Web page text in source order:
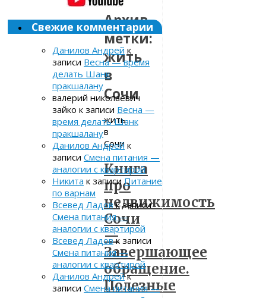
Архив
метки:
жить
в
Сочи
жить
в
Сочи
Книга
про
недвижимость
Сочи
—
Завершающее
обращение.
Полезные
Свежие комментарии
Данилов Андрей к
записи Весна — время
делать Шанк
пракшалану
валерий николаевич
зайко к записи Весна —
время делать Шанк
пракшалану
Данилов Андрей к
записи Смена питания —
аналогии с квартирой
Никита к записиПитание
по варнам
Всевед Ладовк записи
Смена питания —
аналогии с квартирой
Всевед Ладовк записи
Смена питания —
аналогии с квартирой
Данилов Андрейк
записи Смена питания —